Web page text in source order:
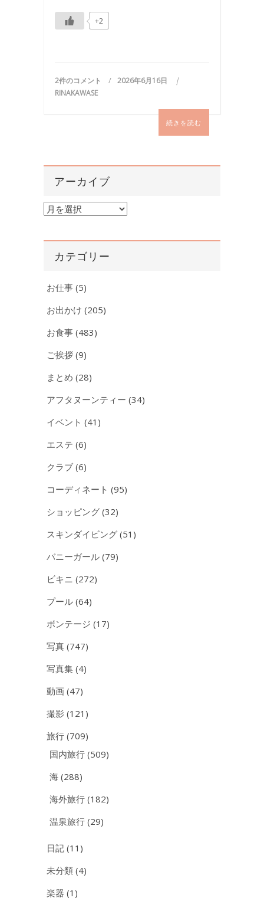
+2
2件のコメント
2026年6月16日
RINAKAWASE
続きを読む
アーカイブ
ア
カ
カテゴリー
お仕事 (5)
お出かけ (205)
お食事 (483)
ご挨拶 (9)
まとめ (28)
アフタヌーンティー (34)
イベント (41)
エステ (6)
クラブ (6)
コーディネート (95)
ショッピング (32)
スキンダイビング (51)
バニーガール (79)
ビキニ (272)
プール (64)
ボンテージ (17)
写真 (747)
写真集 (4)
動画 (47)
撮影 (121)
旅行 (709)
国内旅行 (509)
海 (288)
海外旅行 (182)
温泉旅行 (29)
日記 (11)
未分類 (4)
楽器 (1)